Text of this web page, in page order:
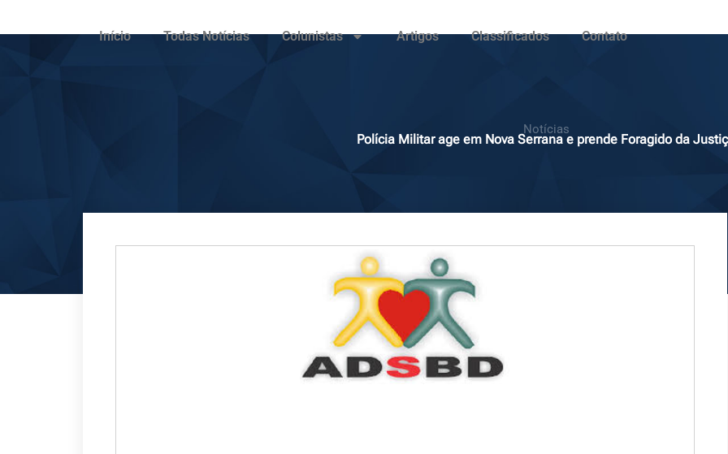
Início Todas Notícias Colunistas Artigos Classificados Contato
Notícias
Polícia Militar age em Nova Serrana e prende Foragido da